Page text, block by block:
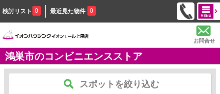
検討リスト 0 最近見た物件 0
お問合せ
鴻巣市のコンビニエンスストア
スポットを絞り込む